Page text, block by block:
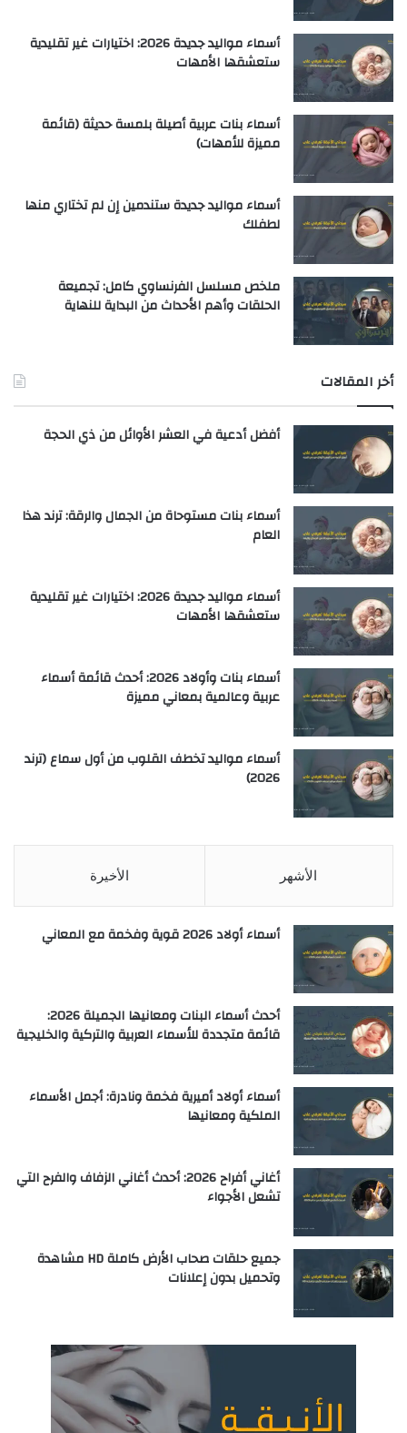
أسماء مواليد جديدة 2026: اختيارات غير تقليدية
ستعشقها الأمهات
أسماء بنات عربية أصيلة بلمسة حديثة (قائمة
مميزة للأمهات)
أسماء مواليد جديدة ستندمين إن لم تختاري منها
لطفلك
ملخص مسلسل الفرنساوي كامل: تجميعة
الحلقات وأهم الأحداث من البداية للنهاية
أخر المقالات
أفضل أدعية في العشر الأوائل من ذي الحجة
أسماء بنات مستوحاة من الجمال والرقة: ترند هذا
العام
أسماء مواليد جديدة 2026: اختيارات غير تقليدية
ستعشقها الأمهات
أسماء بنات وأولاد 2026: أحدث قائمة أسماء
عربية وعالمية بمعاني مميزة
أسماء مواليد تخطف القلوب من أول سماع (ترند
2026)
الأشهر الأخيرة
أسماء أولاد 2026 قوية وفخمة مع المعاني
أحدث أسماء البنات ومعانيها الجميلة 2026:
قائمة متجددة للأسماء العربية والتركية والخليجية
أسماء أولاد أميرية فخمة ونادرة: أجمل الأسماء
الملكية ومعانيها
أغاني أفراح 2026: أحدث أغاني الزفاف والفرح التي
تشعل الأجواء
جميع حلقات صحاب الأرض كاملة HD مشاهدة
وتحميل بدون إعلانات